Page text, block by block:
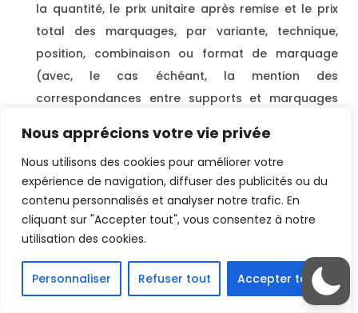
Nous apprécions votre vie privée
Nous utilisons des cookies pour améliorer votre
expérience de navigation, diffuser des publicités ou du
contenu personnalisés et analyser notre trafic. En
cliquant sur "Accepter tout", vous consentez à notre
utilisation des cookies.
Personnaliser Refuser tout Accepter tout
la quantité, le prix unitaire après remise et le prix
total des marquages, par variante, technique,
position, combinaison ou format de marquage
(avec, le cas échéant, la mention des
correspondances entre supports et marquages
les frais fixes de programmation,
les frais supplémentaires éventuels,
les remises spécifiques éventuelles,
les frais de livraison,
le montant total HT de ces prix, après frais et
le montant de la TVA correspondant à ce montant,
le montant total toutes taxes comprises (« TTC »)